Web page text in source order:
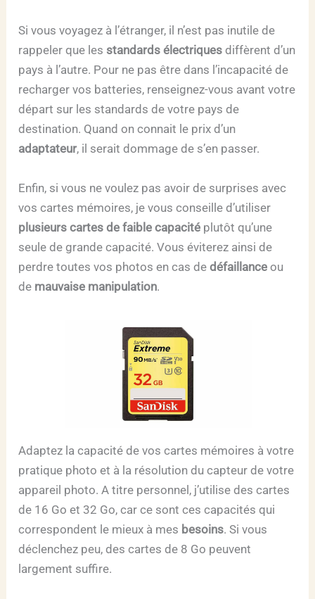
Si vous voyagez à l’étranger, il n’est pas inutile de
rappeler que les standards électriques diffèrent d’un
pays à l’autre. Pour ne pas être dans l’incapacité de
recharger vos batteries, renseignez-vous avant votre
départ sur les standards de votre pays de
destination. Quand on connait le prix d’un
adaptateur, il serait dommage de s’en passer.
Enfin, si vous ne voulez pas avoir de surprises avec
vos cartes mémoires, je vous conseille d’utiliser
plusieurs cartes de faible capacité plutôt qu’une
seule de grande capacité. Vous éviterez ainsi de
perdre toutes vos photos en cas dedéfaillance ou
de mauvaise manipulation.
Adaptez la capacité de vos cartes mémoires à votre
pratique photo et à la résolution du capteur de votre
appareil photo. A titre personnel, j’utilise des cartes
de 16 Go et 32 Go, car ce sont ces capacités qui
correspondent le mieux à mes besoins. Si vous
déclenchez peu, des cartes de 8 Go peuvent
largement suffire.